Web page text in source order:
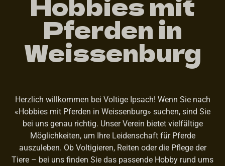
Pferden in
Weissenburg
Herzlich willkommen bei Voltige Ipsach! Wenn Sie nach
«Hobbies mit Pferden in Weissenburg» suchen, sind Sie
bei uns genau richtig. Unser Verein bietet vielfältige
Möglichkeiten, um Ihre Leidenschaft für Pferde
auszuleben. Ob Voltigieren, Reiten oder die Pflege der
Tiere – bei uns finden Sie das passende Hobby rund ums